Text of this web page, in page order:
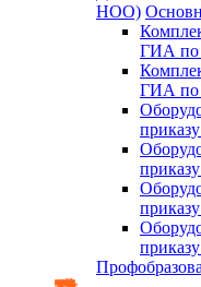
НОО)
ГИА по
ГИА